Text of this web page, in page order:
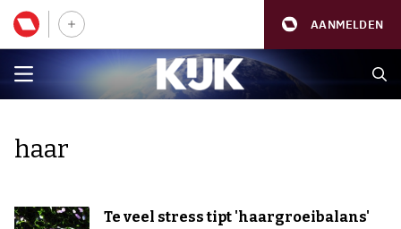
AANMELDEN
haar
Te veel stress tipt 'haargroeibalans'